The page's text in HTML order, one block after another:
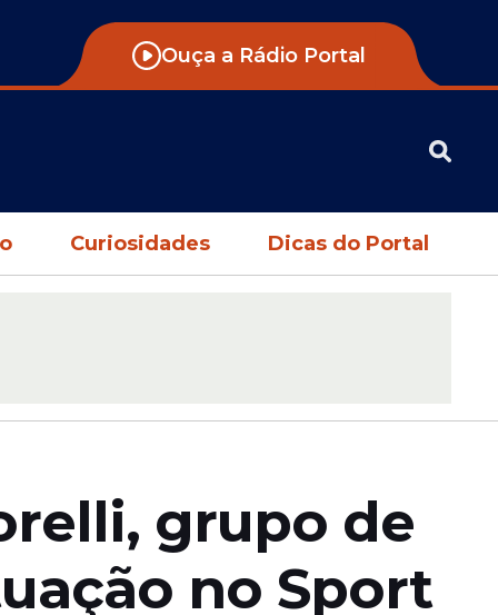
Ouça a Rádio Portal
Curiosidades Dicas do Portal
grupo de
no Sport